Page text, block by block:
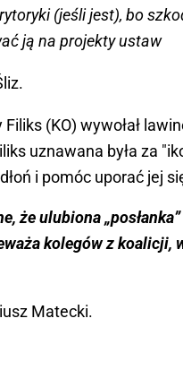
(jeśli jest), bo
ją na projekty ustaw
(KO) wywołał
uznawana była za
i pomóc uporać jej
że ulubiona
kolegów z koalicji,
Matecki.